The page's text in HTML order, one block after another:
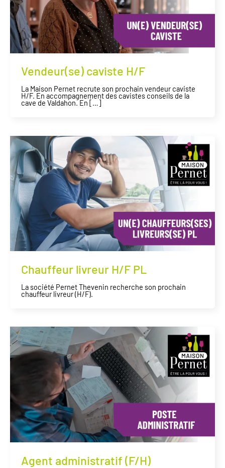
Vendeur(se) caviste H/F
La Maison Pernet recrute son prochain vendeur caviste
H/F. En accompagnement des cavistes conseils de la
cave de Valdahon. En […]
Chauffeur livreur H/F PL
La société Pernet Thevenin recherche son prochain
chauffeur livreur (H/F).
Agent administratif (F/H)